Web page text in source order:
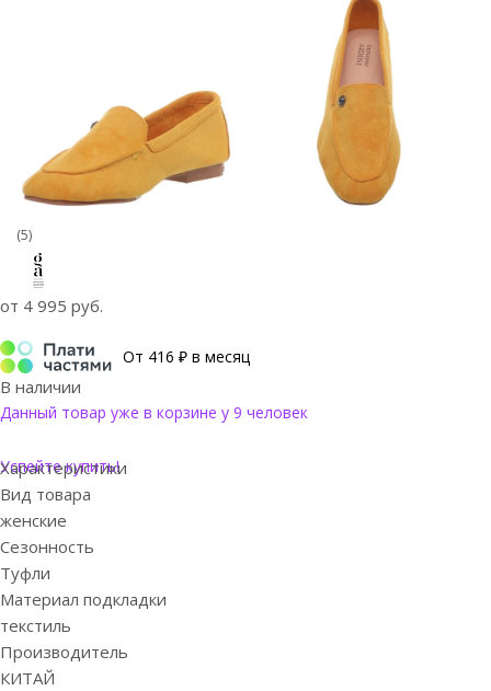
(5)
от 4 995 руб.
От 416 ₽ в месяц
В наличии
Данный товар уже в корзине у 9 человек
Успейте купить!
Характеристики
Вид товара
женские
Сезонность
Туфли
Материал подкладки
текстиль
Производитель
КИТАЙ